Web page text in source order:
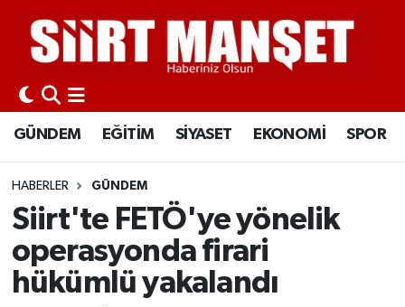
GÜNDEM EĞİTİM SİYASET EKONOMİ SPOR
HABERLER GÜNDEM
Siirt'te FETÖ'ye yönelik
operasyonda firari
hükümlü yakalandı
GÜNDEM
EĞİTİM
SİYASET
EKONOMİ
SPOR
Siirt Nöbetçi Eczaneler
Siirt Hava Durumu
Siirt Namaz Vakitleri
Siirt Trafik Yoğunluk Haritası
Süper Lig Puan Durumu ve Fikstür
Tüm Manşetler